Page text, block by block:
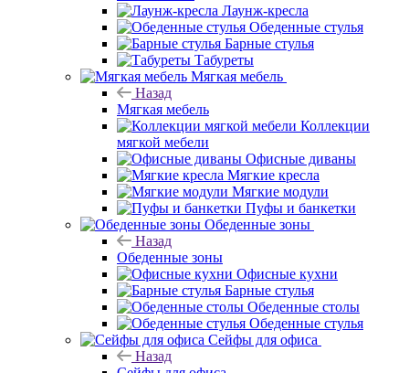
Лаунж-кресла
Обеденные стулья
Барные стулья
Табуреты
Мягкая мебель
Назад
Мягкая мебель
Коллекции
мягкой мебели
Офисные диваны
Мягкие кресла
Мягкие модули
Пуфы и банкетки
Обеденные зоны
Назад
Обеденные зоны
Офисные кухни
Барные стулья
Обеденные столы
Обеденные стулья
Сейфы для офиса
Назад